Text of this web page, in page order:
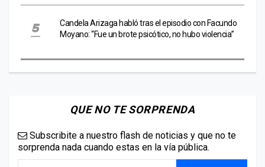
Candela Arizaga habló tras el episodio con Facundo
Moyano: “Fue un brote psicótico, no hubo violencia”
QUE NO TE SORPRENDA
Subscribite a nuestro flash de noticias y que no te
sorprenda nada cuando estas en la vía pública.